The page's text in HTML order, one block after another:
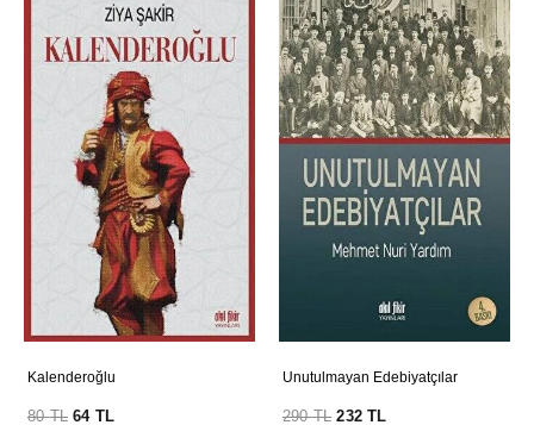
Kalenderoğlu
80TL 64 TL
Unutulmayan Edebiyatçılar
290TL 232TL